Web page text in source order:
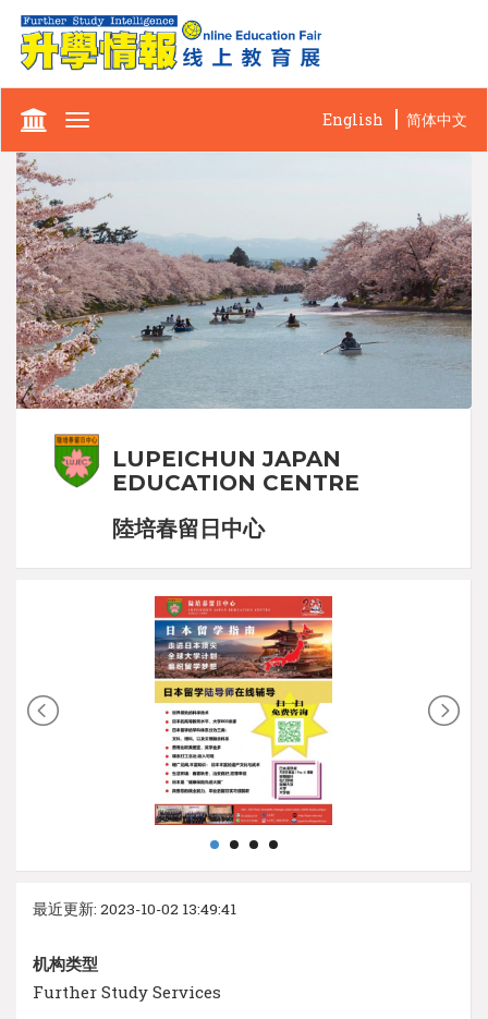
Toggle
English 简体中文
LUPEICHUN JAPAN
EDUCATION CENTRE
陸培春留日中心
最近更新: 2023-10-02 13:49:41
机构类型
Further Study Services